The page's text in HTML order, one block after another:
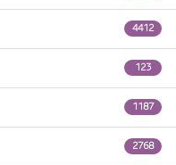
4412
123
1187
2768